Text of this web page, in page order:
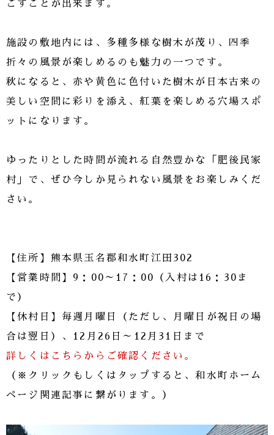
ごすことが出来ます。
施設の敷地内には、多種多様な樹木が茂り、四季
折々の風景が楽しめるのも魅力の一つです。
秋になると、赤や黄色に色付いた樹木が日本古来の
美しい空間に彩りを添え、紅葉を楽しめる穴場スポ
ットになります。
ゆったりとした時間が流れる自然豊かな「肥後民家
村」で、ぜひ今しか見られない風景をお楽しみくだ
さい。
【住所】熊本県玉名郡和水町江田302
【営業時間】9：00～17：00（入村は16：30ま
で）
【休村日】毎週月曜日（ただし、月曜日が祝日の場
合は翌日）、12月26日～12月31日まで
詳しくはこちらからご確認ください。
（※クリックもしくはタップすると、和水町ホーム
ページ関連記事に繋がります。）